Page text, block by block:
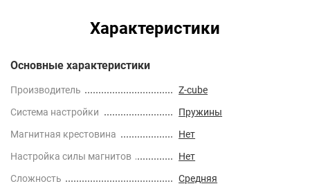
Характеристики
Основные характеристики
Производитель
Z-cube
Cистема настройки
Пружины
Магнитная крестовина
Нет
Настройка силы магнитов
Нет
Сложность
Средняя